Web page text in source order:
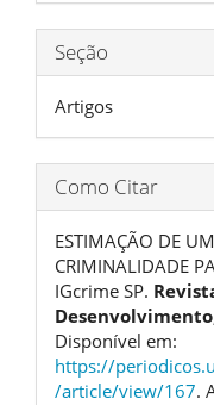
Seção
Artigos
Como Citar
ESTIMAÇÃO DE
CRIMINALIDADE
IGcrime SP.
Desenvolvimento
Disponível em:
https://
/article/view/167.